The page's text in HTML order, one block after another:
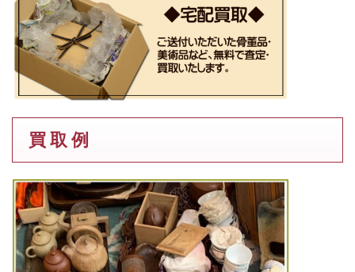
買 取 例